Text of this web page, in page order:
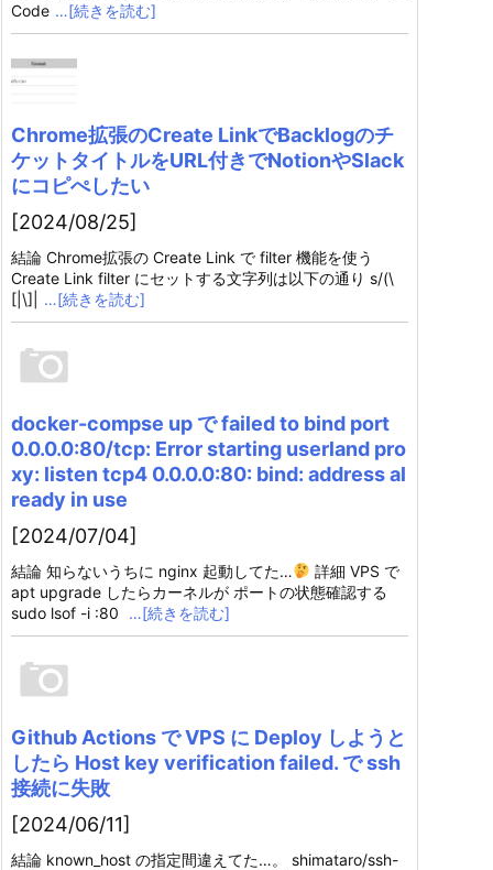
Code …[続きを読む]
Chrome拡張のCreate LinkでBacklogのチ
ケットタイトルをURL付きでNotionやSlack
にコピぺしたい
[2024/08/25]
結論 Chrome拡張の Create Link で filter 機能を使う
Create Link filter にセットする文字列は以下の通り s/(\
[|\]|
…[続きを読む]
docker-compse up で failed to bind port
0.0.0.0:80/tcp: Error starting userland pro
xy: listen tcp4 0.0.0.0:80: bind: address al
ready in use
[2024/07/04]
結論 知らないうちに nginx 起動してた…
詳細 VPS で
apt upgrade したらカーネルが ポートの状態確認する
sudo lsof -i :80
…[続きを読む]
Github Actions で VPS に Deploy しようと
したら Host key verification failed. で ssh
接続に失敗
[2024/06/11]
結論 known_host の指定間違えてた…。 shimataro/ssh-